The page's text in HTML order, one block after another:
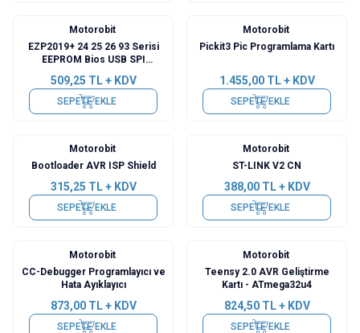
Motorobit
EZP2019+ 24 25 26 93 Serisi
EEPROM Bios USB SPI
509,25 TL + KDV
SEPETE EKLE
Motorobit
Pickit3 Pic Programlama Kartı
1.455,00TL + KDV
SEPETE EKLE
Motorobit
Bootloader AVR ISP Shield
315,25 TL + KDV
SEPETE EKLE
Motorobit
ST-LINK V2 CN
388,00TL + KDV
SEPETE EKLE
Motorobit
CC-Debugger Programlayıcı ve
Hata Ayıklayıcı
873,00TL + KDV
SEPETE EKLE
Motorobit
Teensy 2.0 AVR Geliştirme
Kartı - ATmega32u4
824,50TL + KDV
SEPETE EKLE